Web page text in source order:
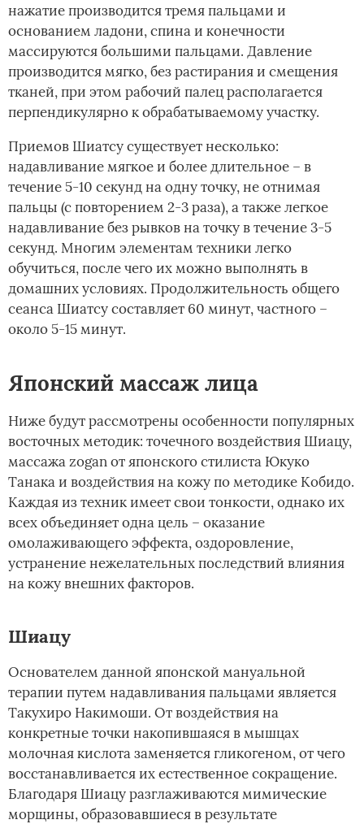
нажатие производится тремя пальцами и
основанием ладони, спина и конечности
массируются большими пальцами. Давление
производится мягко, без растирания и смещения
тканей, при этом рабочий палец располагается
перпендикулярно к обрабатываемому участку.
Приемов Шиатсу существует несколько:
надавливание мягкое и более длительное – в
течение 5-10 секунд на одну точку, не отнимая
пальцы (с повторением 2-3 раза), а также легкое
надавливание без рывков на точку в течение 3-5
секунд. Многим элементам техники легко
обучиться, после чего их можно выполнять в
домашних условиях. Продолжительность общего
сеанса Шиатсу составляет 60 минут, частного –
около 5-15 минут.
Японский массаж лица
Ниже будут рассмотрены особенности популярных
восточных методик: точечного воздействия Шиацу,
массажа zogan от японского стилиста Юкуко
Танака и воздействия на кожу по методике Кобидо.
Каждая из техник имеет свои тонкости, однако их
всех объединяет одна цель – оказание
омолаживающего эффекта, оздоровление,
устранение нежелательных последствий влияния
на кожу внешних факторов.
Шиацу
Основателем данной японской мануальной
терапии путем надавливания пальцами является
Такухиро Накимоши. От воздействия на
конкретные точки накопившаяся в мышцах
молочная кислота заменяется гликогеном, от чего
восстанавливается их естественное сокращение.
Благодаря Шиацу разглаживаются мимические
морщины, образовавшиеся в результате